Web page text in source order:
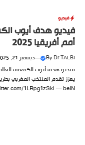
فيديو
فيديو هدف أيوب
أمم أفريقيا 2025
By Dr TALBI
—ديسمبر 21, 2025
1LRpg1zSki — beIN....